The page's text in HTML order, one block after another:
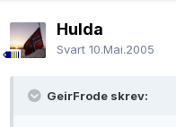
Hulda
Svart 10.Mai.2005
GeirFrode skrev: